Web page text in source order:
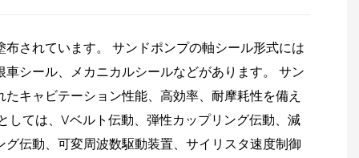
されています。 サンドポンプの軸シール形式には
シール、メカニカルシールなどがあります。 サン
たキャビテーション性能、高効率、耐摩耗性を備え
しては、Vベルト伝動、弾性カップリング伝動、減
伝動、可変周波数駆動装置、サイリスタ速度制御